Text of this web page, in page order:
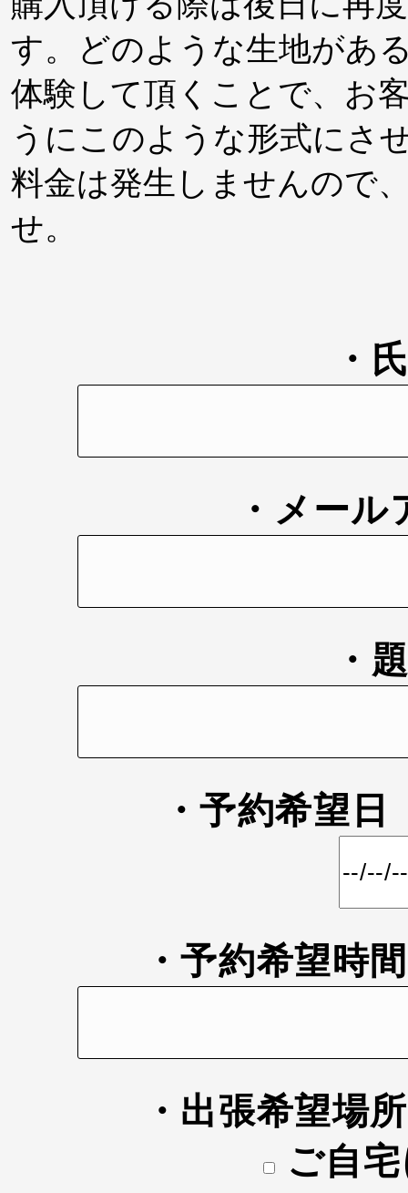
す。どのような生地があ
体験して頂くことで、お
うにこのような形式にさ
料金は発生しませんので
せ。
・
・メー
・
・予約希望
・予約希望
・出張希望場
ご自